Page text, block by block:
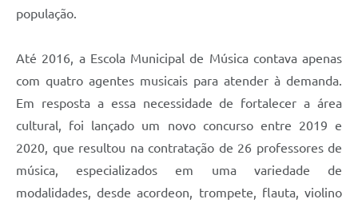
população.
Até 2016, a Escola Municipal de Música contava apenas
com quatro agentes musicais para atender à demanda.
Em resposta a essa necessidade de fortalecer a área
cultural, foi lançado um novo concurso entre 2019 e
2020, que resultou na contratação de 26 professores de
música, especializados em uma variedade de
modalidades, desde acordeon, trompete, flauta, violino